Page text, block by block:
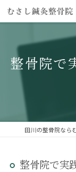
整骨院で
整骨院で実